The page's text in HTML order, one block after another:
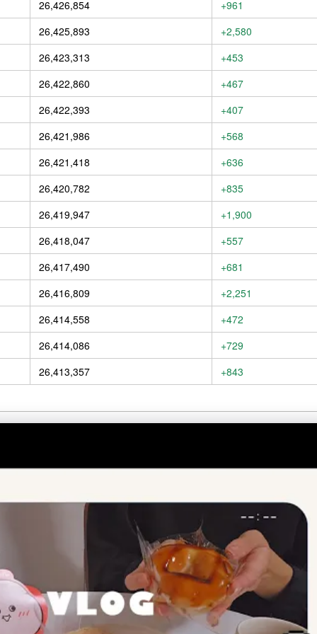
26,426,854
+961
26,425,893
+2,580
26,423,313
+453
26,422,860
+467
26,422,393
+407
26,421,986
+568
26,421,418
+636
26,420,782
+835
26,419,947
+1,900
26,418,047
+557
26,417,490
+681
26,416,809
+2,251
26,414,558
+472
26,414,086
+729
26,413,357
+843